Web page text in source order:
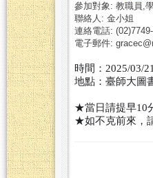
參加對象: 教職員,
聯絡人: 金小姐
連絡電話:
電子郵件:
時間：2025/03/
地點：臺師大圖
★當日請提早10
★如不克前來，